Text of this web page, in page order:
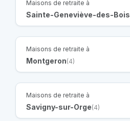
Maisons de retraite à
Sainte-Geneviève-des-Bois
Maisons de retraite à
Montgeron(4)
Maisons de retraite à
Savigny-sur-Orge(4)